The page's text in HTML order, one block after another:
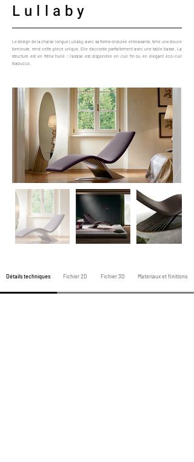
Lullaby
Le design de la chaise longue Lullaby, avec sa forme ondulée et relaxante, telle une douce
berceuse, rend cette pièce unique. Elle s'accorde parfaitement avec une table basse. La
structure est en frêne huilé ; l'assise est disponible en cuir fin ou en élégant éco-cuir
Nabucco.
Détails techniques Fichier 2D Fichier 3D Matériaux et finitions